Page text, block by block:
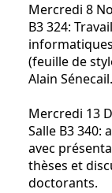
Mercredi 8
B3 324:
(feuille de
Alain Sénecail.
Mercredi 13
Salle B3 340:
avec
thèses et
doctorants.